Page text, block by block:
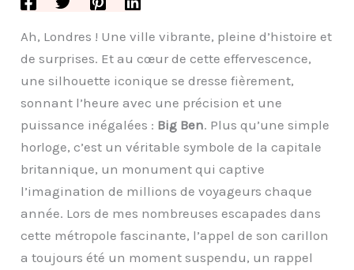
Ah, Londres ! Une ville vibrante, pleine d’histoire et
de surprises. Et au cœur de cette effervescence,
une silhouette iconique se dresse fièrement,
sonnant l’heure avec une précision et une
puissance inégalées : Big Ben. Plus qu’une simple
horloge, c’est un véritable symbole de la capitale
britannique, un monument qui captive
l’imagination de millions de voyageurs chaque
année. Lors de mes nombreuses escapades dans
cette métropole fascinante, l’appel de son carillon
a toujours été un moment suspendu, un rappel